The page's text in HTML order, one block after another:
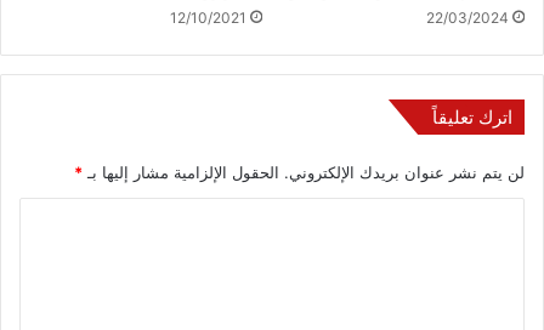
22/03/2024
12/10/2021
اترك تعليقاً
لن يتم نشر عنوان بريدك الإلكتروني. الحقول الإلزامية مشار إليها بـ *